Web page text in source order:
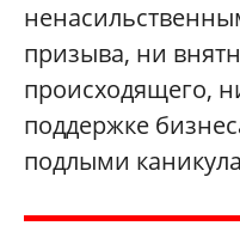
призыва, ни
происходящего,
поддержке
подлыми